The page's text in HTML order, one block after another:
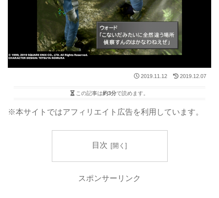
2019.11.12 2019.12.07
この記事は約3分で読めます。
※本サイトではアフィリエイト広告を利用しています。
目次
スポンサーリンク